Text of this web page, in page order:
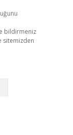
bildirmeniz
sitemizden